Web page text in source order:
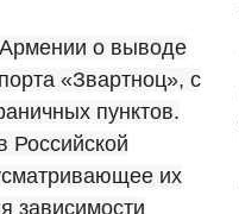
о выводе
«Звартноц», с
пунктов.
Российской
их
зависимости